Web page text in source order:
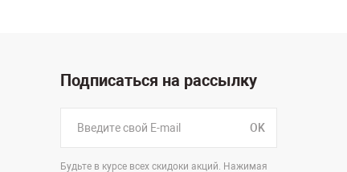
Подписаться на рассылку
OK
Будьте в курсе всех скидоки акций. Нажимая